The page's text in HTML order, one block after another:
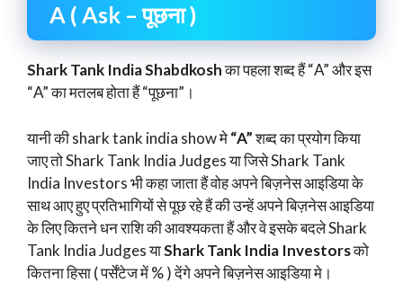
A ( Ask – पूछना )
Shark Tank India Shabdkoshका पहला शब्द हैं “A” और इस
“A” का मतलब होता हैं “पूछना”।
यानी की shark tank india show मे“A”शब्द का प्रयोग किया
जाए तो Shark Tank India Judges या जिसे Shark Tank
India Investors भी कहा जाता हैं वोह अपने बिज़नेस आइडिया के
साथ आए हुए प्रतिभागियों से पूछ रहे हैं की उन्हें अपने बिज़नेस आइडिया
के लिए कितने धन राशि की आवश्यकता हैं और वे इसके बदले Shark
Tank India Judges याShark Tank India Investorsको
कितना हिसा ( पर्सेंटेज में % ) देंगे अपने बिज़नेस आइडिया मे।